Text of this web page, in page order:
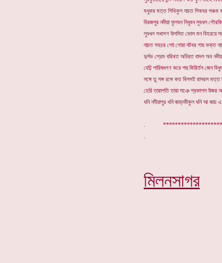
মধুকর মত্ত শিখিকুল নাচত পিকবর পঞ্চম
বিরজপুর নদীয়া ফুলবন নিধুবন লুবধল
লুবধল সখাগণ উলসিত ভোল মন বিহরয়ে
নাচত সহচর গাো গোরা নটবর গায় ভক্ত
দুর্লভ প্রেম বরিখত অবিরত বাদল অব
বেঢ়ি পারিষধগণ করে পহু কিরির্তন জেন
সঙ্গে তু সঙ্গ রঙ্গে কত বিলসই রাসরস মত্ত
হেরি তারাপতি তারা সঞে প্রকাশল উজর
ধনি নদীয়াপুর ধনি জাহ্নবীকুল ধনি আ জাচ
.
মিলনসাগর